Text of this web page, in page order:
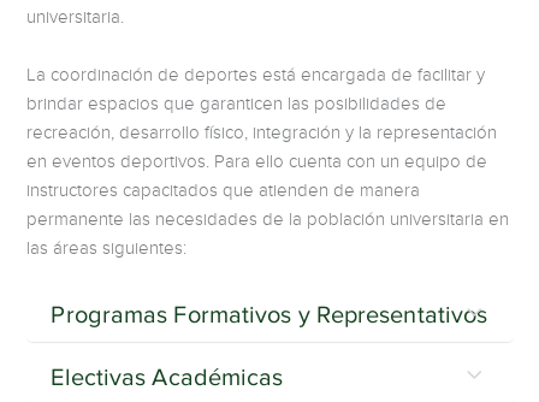
universitaria.
La coordinación de deportes está encargada de facilitar y
brindar espacios que garanticen las posibilidades de
recreación, desarrollo físico, integración y la representación
en eventos deportivos. Para ello cuenta con un equipo de
instructores capacitados que atienden de manera
permanente las necesidades de la población universitaria en
las áreas siguientes:
Programas Formativos y Representativos
Electivas Académicas